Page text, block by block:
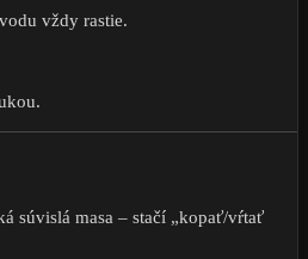
vždy rastie.
súvislá masa – stačí „kopať/vŕtať